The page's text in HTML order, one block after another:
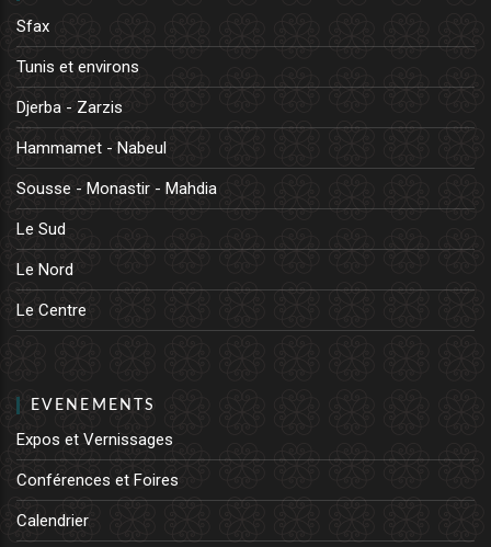
Sfax
Tunis et environs
Djerba - Zarzis
Hammamet - Nabeul
Sousse - Monastir - Mahdia
Le Sud
Le Nord
Le Centre
EVENEMENTS
Expos et Vernissages
Conférences et Foires
Calendrier